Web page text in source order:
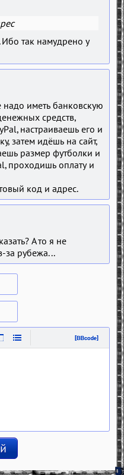
так намудрено у
надо иметь банковскую
средств,
настраиваешь его и
затем идёшь на сайт,
размер футболки и
проходишь оплату и
код и адрес.
А то я не
за рубежа...